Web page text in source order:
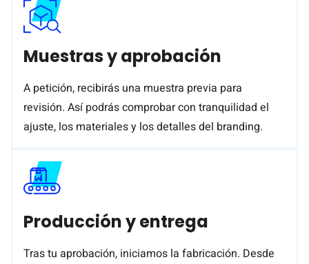
Muestras y aprobación
A petición, recibirás una muestra previa para
revisión. Así podrás comprobar con tranquilidad el
ajuste, los materiales y los detalles del branding.
Producción y entrega
Tras tu aprobación, iniciamos la fabricación. Desde